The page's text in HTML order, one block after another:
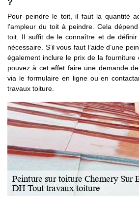
Pour peindre le toit, il faut la quantité
l’ampleur du toit à peindre. Cela
toit. Il suffit de le connaître et de
nécessaire. S’il vous faut l’aide d’une
également inclure le prix de la fourniture
pouvez à cet effet faire une demande
via le formulaire en ligne ou en
travaux toiture.